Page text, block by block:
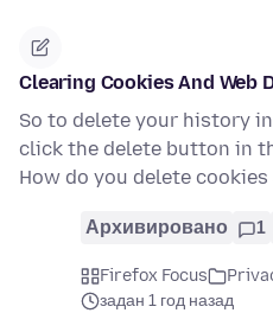
Clearing Cookies And Web
So to delete your history
click the delete button in
How do you delete cookies
Архивировано 1
Firefox Focus
задан 1 год назад